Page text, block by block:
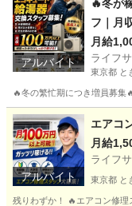
アルバイト
🔥冬が
フ｜月
月給
ライフ
東京都 と
🔥冬の繁忙期につき増員募集
東京 板橋区 ときわ
アルバイト
エアコ
月給
ライフ
東京都 と
残りわずか！ 🔥エアコン修